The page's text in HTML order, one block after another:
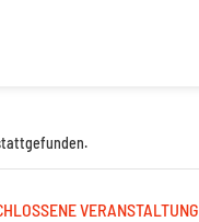
VERANSTALTUNG